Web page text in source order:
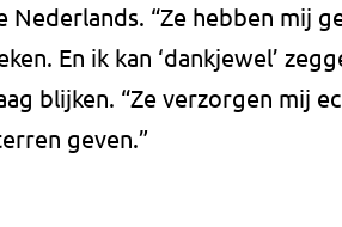
“Ze hebben mij
En ik kan ‘dankjewel’
blijken. “Ze verzorgen mij
geven.”